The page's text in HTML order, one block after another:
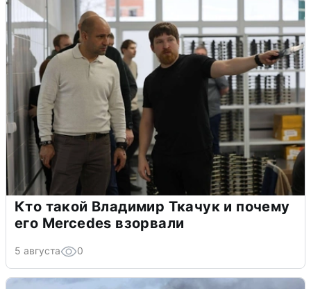
Кто такой Владимир Ткачук и почему
его Mercedes взорвали
5 августа 0